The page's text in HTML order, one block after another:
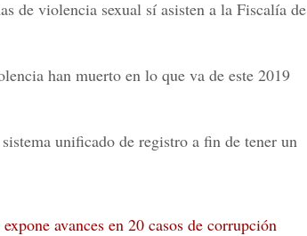
de violencia sexual sí asisten a la Fiscalía de
han muerto en lo que va de este 2019
unificado de registro a fin de tener un
avances en 20 casos de corrupción